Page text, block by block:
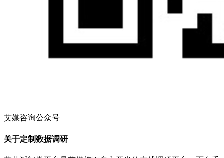
艾媒咨询公众号
关于定制数据调研